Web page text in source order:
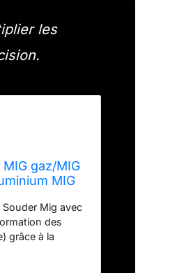
les
gaz/MIG
MIG
Souder Mig avec
des
grâce à la
inoxydable,